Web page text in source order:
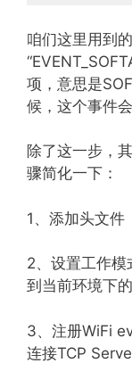
咱们这里用到
项，意思是
候，这个事件
除了这一步，
骤简化一下：
1、添加头文件
2、设置工作
到当前环境下
3、注册WiFi
连接TCP